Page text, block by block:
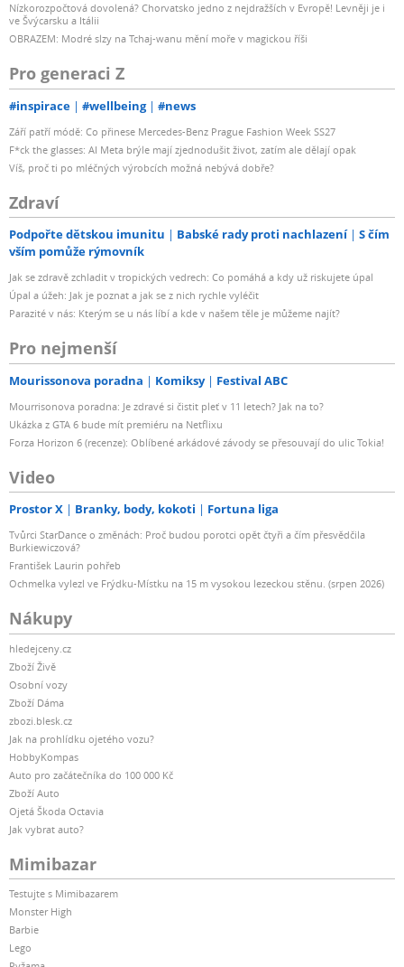
Nízkorozpočtová dovolená? Chorvatsko jedno z nejdražších v Evropě! Levněji je i
ve Švýcarsku a Itálii
OBRAZEM: Modré slzy na Tchaj-wanu mění moře v magickou říši
Pro generaci Z
#inspirace #wellbeing #news
Září patří módě: Co přinese Mercedes-Benz Prague Fashion Week SS27
F*ck the glasses: AI Meta brýle mají zjednodušit život, zatím ale dělají opak
Víš, proč ti po mléčných výrobcích možná nebývá dobře?
Zdraví
Podpořte dětskou imunitu Babské rady proti nachlazení
S čím
vším pomůže rýmovník
Jak se zdravě zchladit v tropických vedrech: Co pomáhá a kdy už riskujete úpal
Úpal a úžeh: Jak je poznat a jak se z nich rychle vyléčit
Parazité v nás: Kterým se u nás líbí a kde v našem těle je můžeme najít?
Pro nejmenší
Mourissonova poradna Komiksy Festival ABC
Mourrisonova poradna: Je zdravé si čistit pleť v 11 letech? Jak na to?
Ukázka z GTA 6 bude mít premiéru na Netflixu
Forza Horizon 6 (recenze): Oblíbené arkádové závody se přesouvají do ulic Tokia!
Video
Prostor X Branky, body, kokoti Fortuna liga
Tvůrci StarDance o změnách: Proč budou porotci opět čtyři a čím přesvědčila
Burkiewiczová?
František Laurin pohřeb
Ochmelka vylezl ve Frýdku-Místku na 15 m vysokou lezeckou stěnu. (srpen 2026)
Nákupy
hledejceny.cz
Zboží Živě
Osobní vozy
Zboží Dáma
zbozi.blesk.cz
Jak na prohlídku ojetého vozu?
HobbyKompas
Auto pro začátečníka do 100 000 Kč
Zboží Auto
Ojetá Škoda Octavia
Jak vybrat auto?
Mimibazar
Testujte s Mimibazarem
Monster High
Barbie
Lego